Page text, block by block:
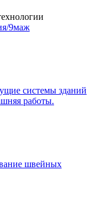
9маж
системы зданий
работы.
швейных